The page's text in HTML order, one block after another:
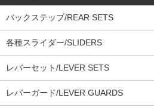
バックステップ/REAR SETS
各種スライダー/SLIDERS
レバーセット/LEVER SETS
レバーガード/LEVER GUARDS